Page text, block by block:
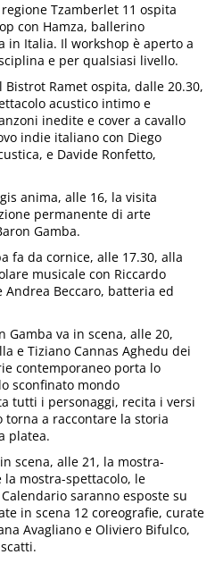
regione Tzamberlet 11 ospita
con Hamza, ballerino
in Italia. Il workshop è aperto a
e per qualsiasi livello.
Bistrot Ramet ospita, dalle 20.30,
acustico intimo e
inedite e cover a cavallo
indie italiano con Diego
e Davide Ronfetto,
anima, alle 16, la visita
permanente di arte
Gamba.
fa da cornice, alle 17.30, alla
musicale con Riccardo
Andrea Beccaro, batteria ed
Gamba va in scena, alle 20,
e Tiziano Cannas Aghedu dei
contemporaneo porta lo
sconfinato mondo
tutti i personaggi, recita i versi
torna a raccontare la storia
platea.
scena, alle 21, la mostra-
la mostra-spettacolo, le
saranno esposte su
in scena 12 coreografie, curate
Avagliano e Oliviero Bifulco,